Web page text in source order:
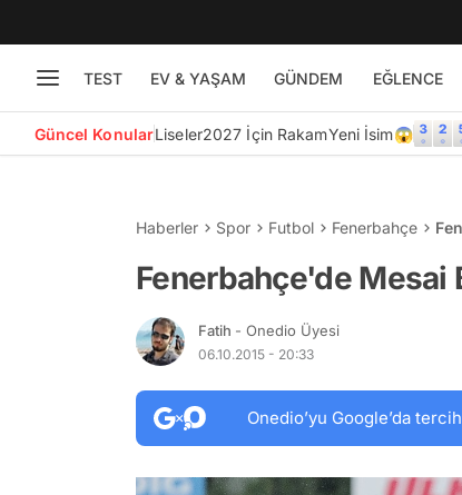
TEST EV & YAŞAM GÜNDEM EĞLENCE
Güncel KonularLiseler2027 İçin RakamYeni İsim😱
Haberler Spor Futbol Fenerbahçe
Fenerbahçe'de Mesai
Fatih - Onedio Üyesi
06.10.2015 - 20:33
Onedio’yu Google’da